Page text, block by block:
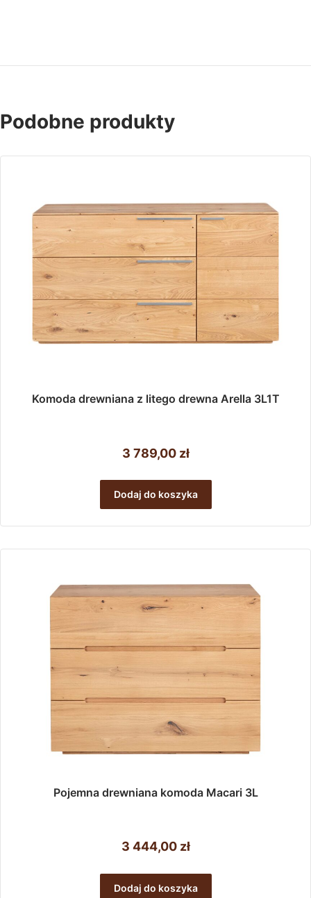
Podobne produkty
Komoda drewniana z litego drewna Arella 3L1T
3 789,00 zł
Dodaj do koszyka
Pojemna drewniana komoda Macari 3L
3 444,00 zł
Dodaj do koszyka